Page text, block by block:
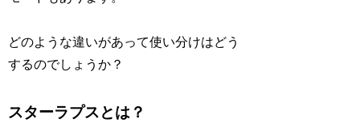
どのような違いがあって使い分けはどう
するのでしょうか？
スターラプスとは？